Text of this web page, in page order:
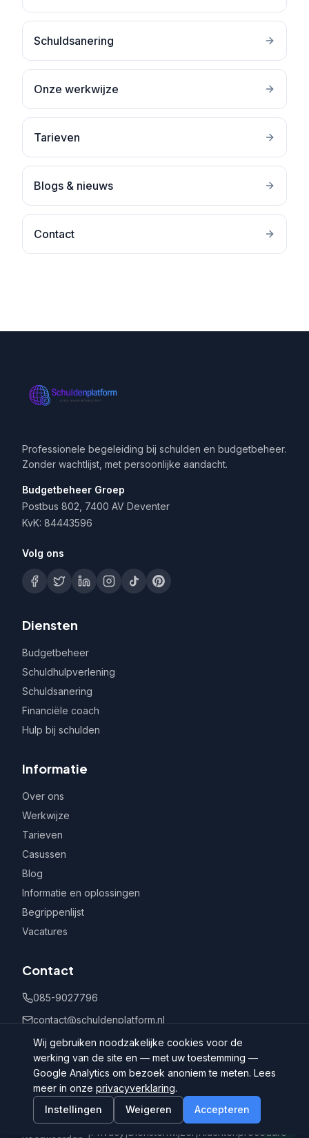
Schuldsanering
Onze werkwijze
Tarieven
Blogs & nieuws
Contact
Professionele begeleiding bij schulden en budgetbeheer.
Zonder wachtlijst, met persoonlijke aandacht.
Budgetbeheer Groep
Postbus 802, 7400 AV Deventer
KvK: 84443596
Volg ons
Diensten
Budgetbeheer
Schuldhulpverlening
Schuldsanering
Financiële coach
Hulp bij schulden
Informatie
Over ons
Werkwijze
Tarieven
Casussen
Blog
Informatie en oplossingen
Begrippenlijst
Vacatures
Contact
085-9027796
contact@schuldenplatform.nl
Postbus 802, 7400 AV Deventer
©
Schuldenplatform.nl
Algemene
|Privacy |Dienstenwijzer |Klachtenprocedure
Wij gebruiken noodzakelijke cookies voor de
werking van de site en — met uw toestemming —
Google Analytics om bezoek anoniem te meten. Lees
meer in onze privacyverklaring.
Instellingen
Weigeren Accepteren